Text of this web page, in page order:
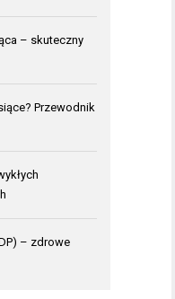
– skuteczny
Przewodnik
– zdrowe